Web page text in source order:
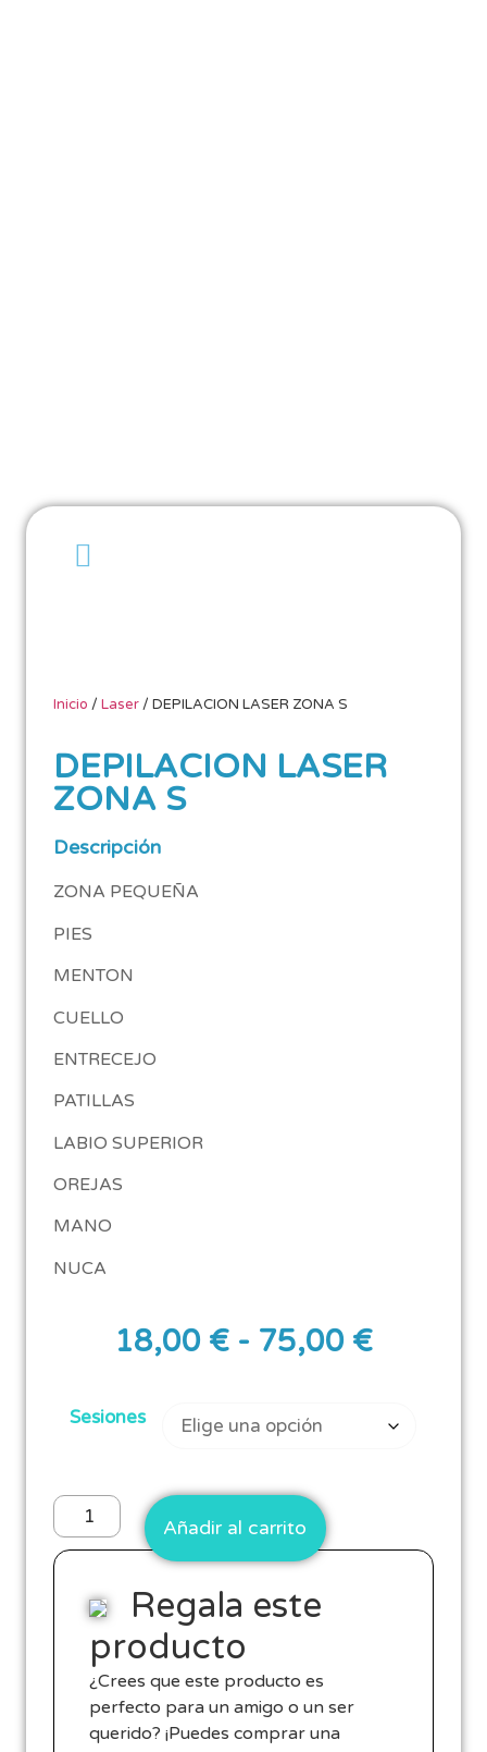
Inicio /Laser/ DEPILACION LASER ZONA S
DEPILACION LASER
ZONA S
Descripción
ZONA PEQUEÑA
PIES
MENTON
CUELLO
ENTRECEJO
PATILLAS
LABIO SUPERIOR
OREJAS
MANO
NUCA
18,00 € - 75,00 €
Sesiones
Añadir al carrito
Regala este
producto
¿Crees que este producto es
perfecto para un amigo o un ser
querido? ¡Puedes comprar una